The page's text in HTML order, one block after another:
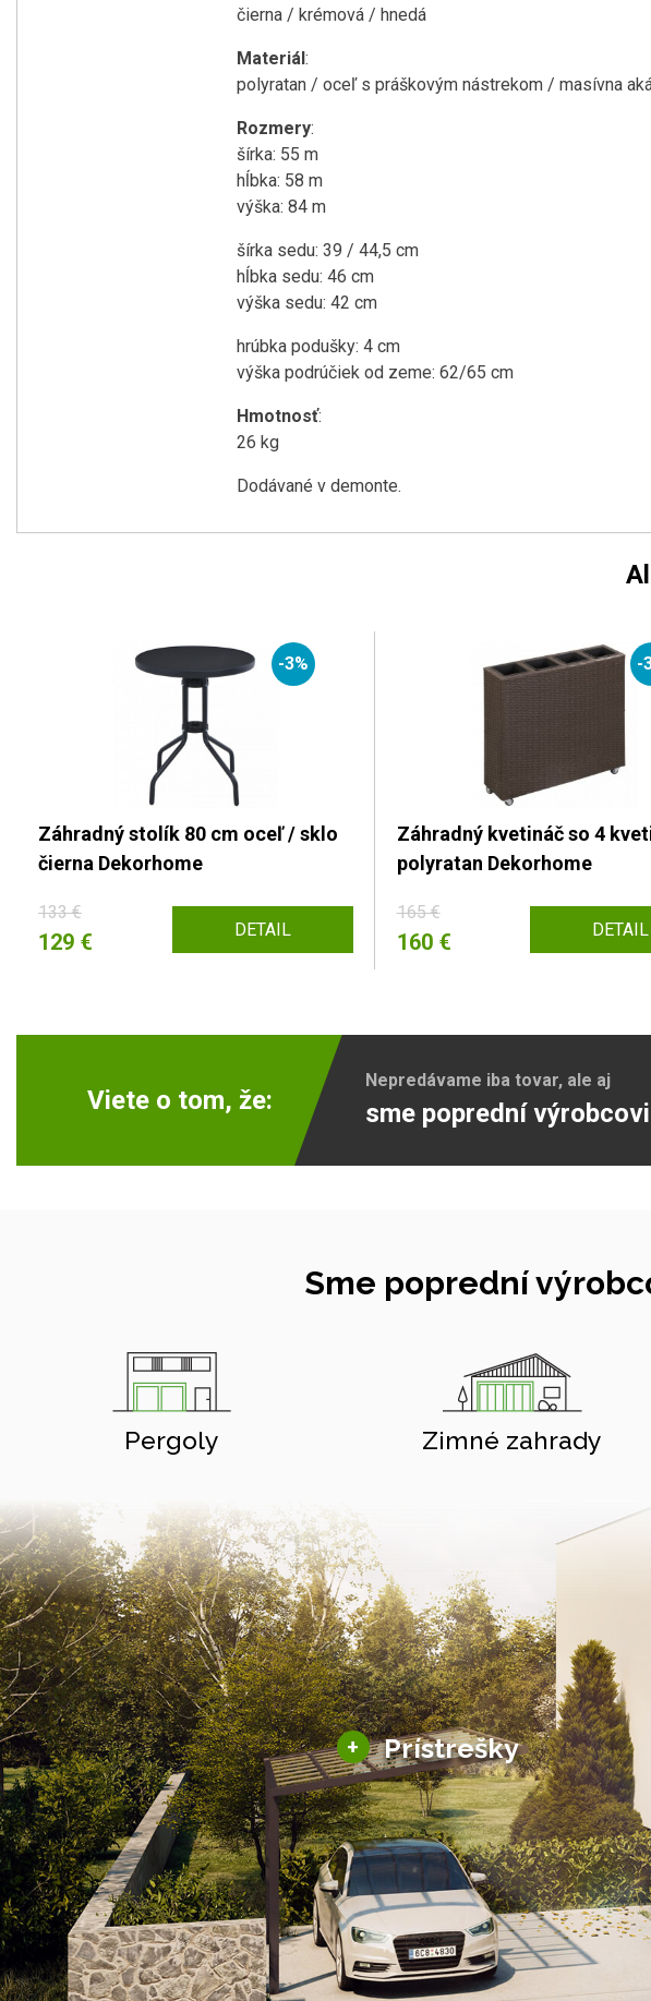
čierna / krémová / hnedá
Materiál:
polyratan / oceľ s práškovým nástrekom / masívna
Rozmery:
šírka: 55 m
hĺbka: 58 m
výška: 84 m
šírka sedu: 39 / 44,5 cm
hĺbka sedu: 46 cm
výška sedu: 42 cm
hrúbka podušky: 4 cm
výška podrúčiek od zeme: 62/65 cm
Hmotnosť:
26 kg
Dodávané v demonte.
-3%
Záhradný stolík 80 cm oceľ / sklo
čierna Dekorhome
133 €
129 € DETAIL
-
Záhradný kvetináč so 4
polyratan Dekorhome
165 €
160 € DETAIL
Viete o tom, že:
Nepredávame iba tovar, ale aj
sme poprední
Sme poprední
Pergoly Zimné zahrady
+ Prístrešky
Hliníkové prístrešky
Solárne prístrešky pre auto